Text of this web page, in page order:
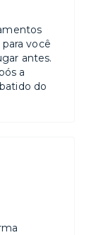
você
antes.
a
do